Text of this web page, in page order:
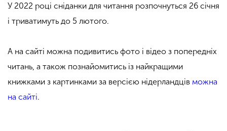
У 2022 році сніданки для читання розпочнуться 26 січня
і триватимуть до 5 лютого.
А на сайті можна подивитись фото і відео з попередніх
читань, а також познайомитись із найкращими
книжками з картинками за версією нідерландців можна
на сайті.